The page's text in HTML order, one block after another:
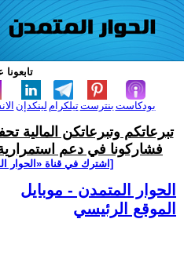
لينكدإن تيلكرامبنترست بودكاست
تبرعاتكم وتبرعاتكن المالية
فشاركونا في دعم
[اشترك في قناة ‫«الحوار
الحوار المتمدن - موبايل
الموقع الرئيسي